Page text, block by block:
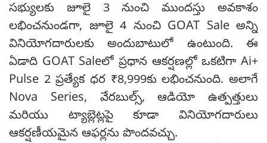
సభ్యులకు జూలై 3 నుంచి ముందస్తు అవకాశం
లభించనుండగా, జూలై 4 నుంచి GOAT Sale అన్ని
వినియోగదారులకు అందుబాటులో ఉంటుంది. ఈ
ఏడాది GOAT Saleలో ప్రధాన ఆకర్షణల్లో ఒకటిగా Ai+
Pulse 2 ప్రత్యేక ధర ₹8,999కు లభించనుంది. అలాగే
Nova Series, వేరబుల్స్, ఆడియో ఉత్పత్తులు
మరియు ట్యాబ్లెట్లపై కూడా వినియోగదారులు
ఆకర్షణీయమైన ఆఫర్లను పొందవచ్చు.